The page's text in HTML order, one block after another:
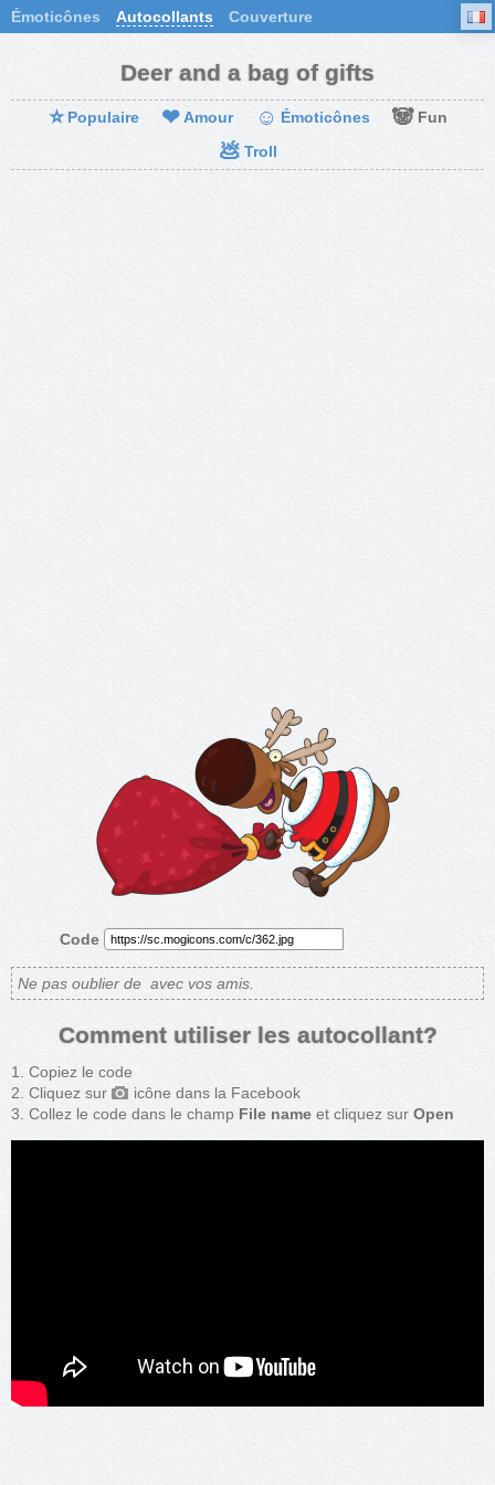
Émoticônes Autocollants Couverture
Deer and a bag of gifts
⭐ Populaire ❤ Amour ☺ Émoticônes 🐼 Fun
💩 Troll
Code
Ne pas oublier de avec vos amis.
Comment utiliser les autocollant?
Copiez le code
Cliquez sur
icône dans la Facebook
Collez le code dans le champ File name et cliquez sur Open